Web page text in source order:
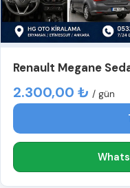
Renault Megane
2.300,00 ₺ / gün